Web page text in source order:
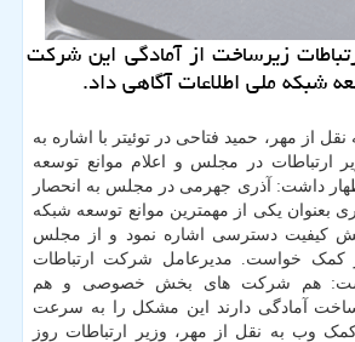
زیرساخت از آمادگی این شركت
شبكه ملی اطلاعات آگاهی داد.
نقل از مهر، حمید فتاحی در توئیتر با اشاره به
ارتباطات در مجلس و اعلام موانع توسعه
داشت: آذری جهرمی در مجلس به انحصار
بعنوان یکی از مهمترین موانع توسعه شبکه
کیفیت دسترسی اشاره نمود و از مجلس
کمک خواست. مدیرعامل شرکت ارتباطات
هم شرکت های بخش خصوصی و هم
آمادگی دارند این مشکل را به سرعت
وب به نقل از مهر، وزیر ارتباطات روز